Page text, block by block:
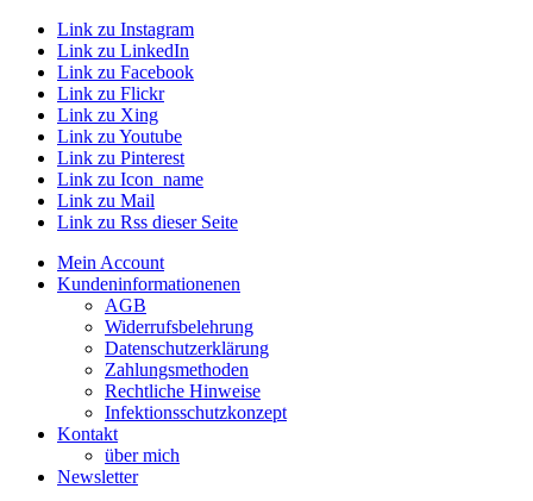
Link zu Instagram
Link zu LinkedIn
Link zu Facebook
Link zu Flickr
Link zu Xing
Link zu Youtube
Link zu Pinterest
Link zu Icon_name
Link zu Mail
Link zu Rss dieser Seite
Mein Account
Kundeninformationenen
AGB
Widerrufsbelehrung
Datenschutzerklärung
Zahlungsmethoden
Rechtliche Hinweise
Infektionsschutzkonzept
Kontakt
über mich
Newsletter